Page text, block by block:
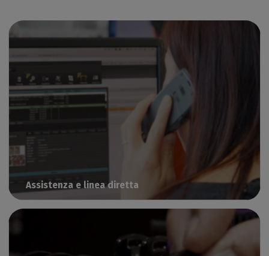
Assistenza e linea diretta
Come ottenere assistenza tecnica per le soluzioni Caldera